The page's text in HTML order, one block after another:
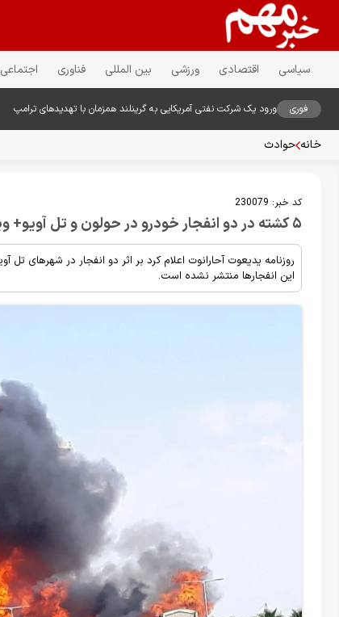
سیاسی اقتصادی ورزشی بین المللی فناوری اجتماعی
فوری ورود یک شرکت نفتی آمریکایی به گرینلند همزمان با تهدیدهای ترامپ
خانه حوادث
کد خبر: 230079
۵ کشته در دو انفجار خودرو در حولون و تل آویو+ ویدیو
این انفجارها منتشر نشده است.